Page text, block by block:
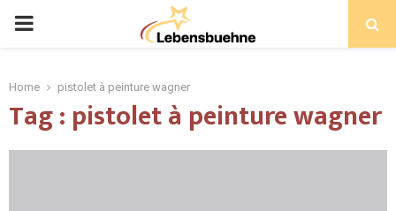
PRIMARY
Home pistolet à peinture wagner
Tag : pistolet à peinture wagner